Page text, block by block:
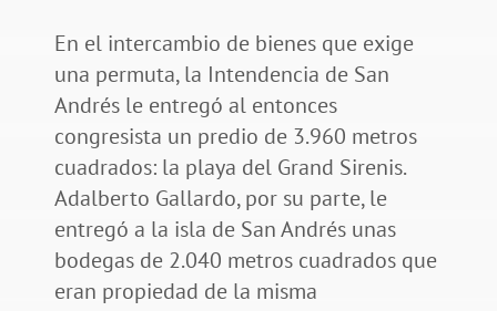
En el intercambio de bienes que exige
una permuta, la Intendencia de San
Andrés le entregó al entonces
congresista un predio de 3.960 metros
cuadrados: la playa del Grand Sirenis.
Adalberto Gallardo, por su parte, le
entregó a la isla de San Andrés unas
bodegas de 2.040 metros cuadrados que
eran propiedad de la misma